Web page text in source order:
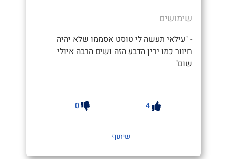
שימושים
- "עילאי תעשה לי טוסט אסממו שלא יהיה
חיוור כמו ירין הדבע הזה ושים הרבה איולי
שום"
4
0
שיתוף